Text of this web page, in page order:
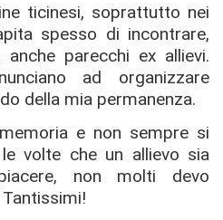
ticinesi, soprattutto nei
spesso di incontrare,
parecchi ex allievi.
ad organizzare
della mia permanenza.
e non sempre si
volte che un allievo sia
non molti devo